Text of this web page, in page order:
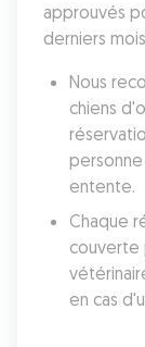
approuvés
derniers
Nous
chiens
entente.
Chaque
couverte
en cas